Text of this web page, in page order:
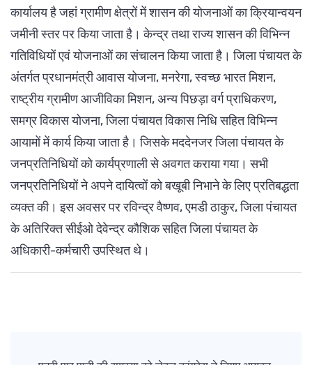
कार्यालय है जहां ग्रामीण क्षेत्रों में शासन की योजनाओं का क्रियान्वयन
जमीनी स्तर पर किया जाता है। केन्द्र तथा राज्य शासन की विभिन्न
गतिविधियों एवं योजनाओं का संचालन किया जाता है। जिला पंचायत के
अंतर्गत प्रधानमंत्री आवास योजना, मनरेगा, स्वच्छ भारत मिशन,
राष्ट्रीय ग्रामीण आजीविका मिशन, अन्य पिछड़ा वर्ग प्राधिकरण,
समग्र विकास योजना, जिला पंचायत विकास निधि सहित विभिन्न
आयामों में कार्य किया जाता है। जिसके मददेनजर जिला पंचायत के
जनप्रतिनिधियों को कार्यप्रणाली से अवगत कराया गया। सभी
जनप्रतिनिधियों ने अपने दायित्वों को बखूबी निभाने के लिए प्रतिबद्धता
व्यक्त की। इस अवसर पर रविन्द्र वैष्णव, एमडी ठाकुर, जिला पंचायत
के अतिरिक्त सीईओ देवेन्द्र कौशिक सहित जिला पंचायत के
अधिकारी-कर्मचारी उपस्थित थे।